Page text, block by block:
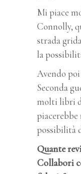
Mi piace
Connolly,
strada
la
Avendo
Seconda
molti libri
possibilità
Quante
Collabori